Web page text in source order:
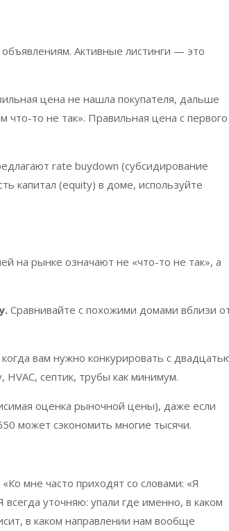
Активные листинги — это
цена не нашла покупателя, дальше
что-то не так». Правильная цена с первого
rate buydown (субсидирование
капитал (equity) в доме, используйте
на рынке означают не «что-то не так», а
Сравнивайте с похожими домами вблизи
вам нужно конкурировать с
, HVAC, септик, трубы как минимум.
оценка рыночной цены), даже если
может сэкономить многие тысячи.
«Ко мне часто приходят со словами: «Я
уточняю: упали где именно, в каком
в каком направлении нам вообще